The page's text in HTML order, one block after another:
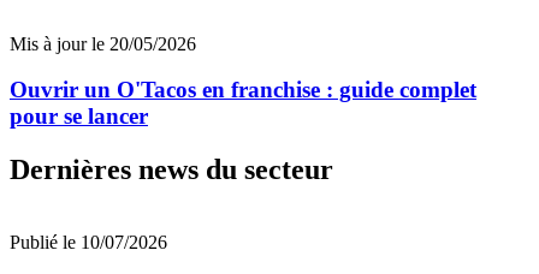
Mis à jour le 20/05/2026
Ouvrir un O'Tacos en franchise : guide complet
pour se lancer
Dernières news du secteur
Publié le 10/07/2026